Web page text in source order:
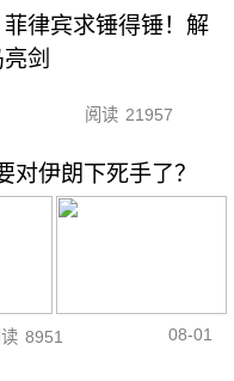
律宾求锤得锤！解
剑
阅读 21957
对伊朗下死手了？
8951 08-01